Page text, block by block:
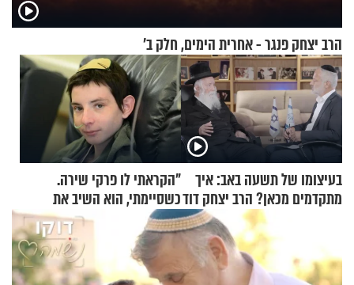
הרב יצחק פנגר - אחרית הימים, חלק ב’
בעיצומו של תשעה באב: איך
מתקדמים מכאן? הרב יצחק דוד
גרוסמן בשיחה מיוחדת
"הקראתי לו פרקי שירה.
כשסיימתי, הוא השיב את
נשמתו לבורא"